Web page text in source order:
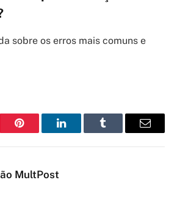
sobre os erros mais comuns e
Pinterest LinkedInTumblr Email
MultPost